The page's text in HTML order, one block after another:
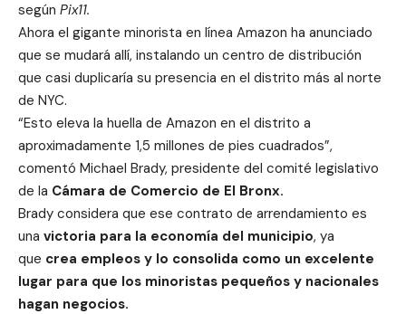
según Pix11.
Ahora el gigante minorista en línea Amazon ha anunciado
que se mudará allí, instalando un centro de distribución
que casi duplicaría su presencia en el distrito más al norte
de NYC.
“Esto eleva la huella de Amazon en el distrito a
aproximadamente 1,5 millones de pies cuadrados”,
comentó Michael Brady, presidente del comité legislativo
de la Cámara de Comercio de El Bronx.
Brady considera que ese contrato de arrendamiento es
una victoria para la economía del municipio, ya
que crea empleos y lo consolida como un excelente
lugar para que los minoristas pequeños y nacionales
hagan negocios.